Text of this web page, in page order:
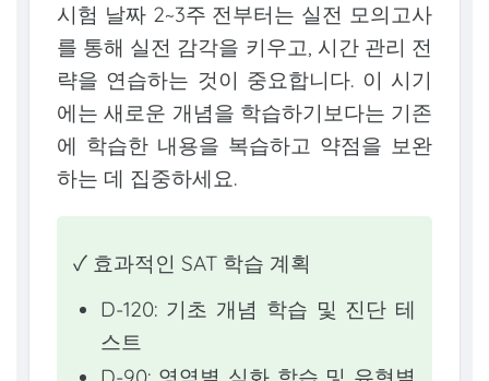
시험 날짜 2~3주 전부터는 실전 모의고사
를 통해 실전 감각을 키우고, 시간 관리 전
략을 연습하는 것이 중요합니다. 이 시기
에는 새로운 개념을 학습하기보다는 기존
에 학습한 내용을 복습하고 약점을 보완
하는 데 집중하세요.
✓ 효과적인 SAT 학습 계획
D-120: 기초 개념 학습 및 진단 테
스트